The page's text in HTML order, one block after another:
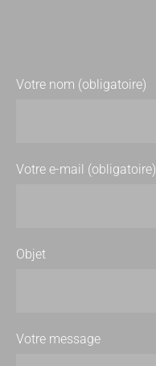
Votre nom (obligatoire)
Votre e-mail (obligatoire)
Objet
Votre message